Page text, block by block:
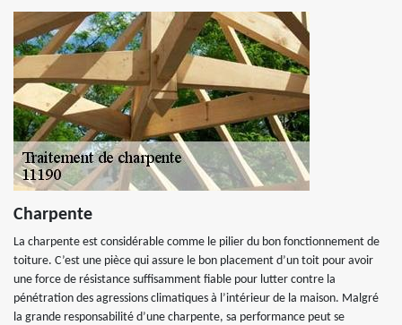
Charpente
La charpente est considérable comme le pilier du bon fonctionnement de
toiture. C’est une pièce qui assure le bon placement d’un toit pour avoir
une force de résistance suffisamment fiable pour lutter contre la
pénétration des agressions climatiques à l’intérieur de la maison. Malgré
la grande responsabilité d’une charpente, sa performance peut se